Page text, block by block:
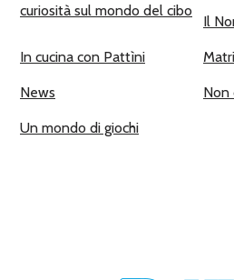
curiosità sul mondo del cibo
Il
In cucina con Pattìni
News Non
Un mondo di giochi